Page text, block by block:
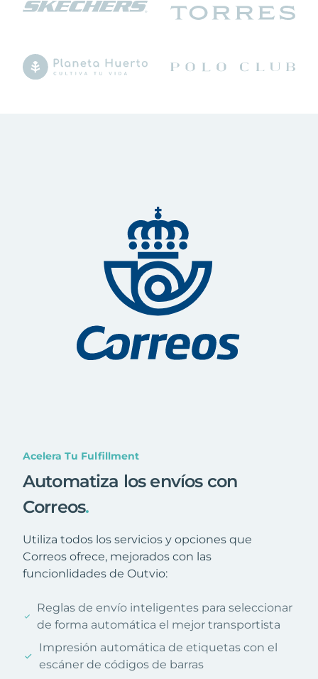
Acelera Tu Fulfillment
Automatiza los envíos con
Correos.
Utiliza todos los servicios y opciones que
Correos ofrece, mejorados con las
funcionlidades de Outvio:
Reglas de envío inteligentes para seleccionar
de forma automática el mejor transportista
Impresión automática de etiquetas con el
escáner de códigos de barras